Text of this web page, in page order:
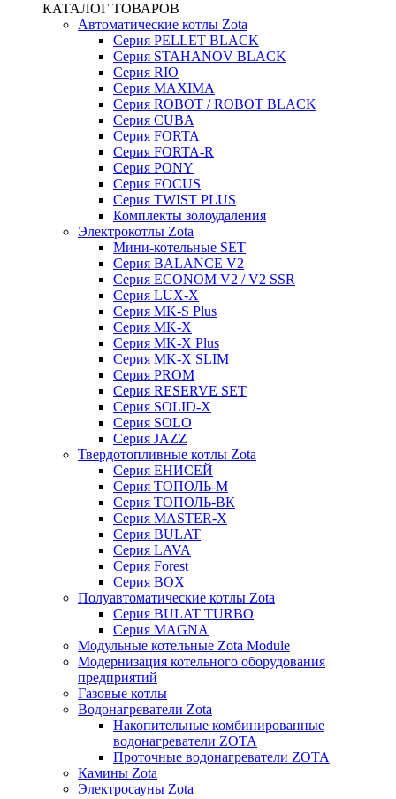
КАТАЛОГ ТОВАРОВ
Автоматические котлы Zota
Серия PELLET BLACK
Серия STAHANOV BLACK
Серия RIO
Серия MAXIMA
Серия ROBOT / ROBOT BLACK
Серия CUBA
Серия FORTA
Серия FORTA-R
Серия PONY
Серия FOCUS
Серия TWIST PLUS
Комплекты золоудаления
Электрокотлы Zota
Мини-котельные SET
Серия BALANCE V2
Серия ECONOM V2 / V2 SSR
Серия LUX-X
Серия MK-S Plus
Серия MK-X
Серия MK-X Plus
Серия MK-X SLIM
Серия PROM
Серия RESERVE SET
Серия SOLID-X
Серия SOLO
Серия JAZZ
Твердотопливные котлы Zota
Серия ЕНИСЕЙ
Серия ТОПОЛЬ-М
Серия ТОПОЛЬ-ВК
Серия MASTER-X
Серия BULAT
Серия LAVA
Серия Forest
Серия BOX
Полуавтоматические котлы Zota
Серия BULAT TURBO
Серия MAGNA
Модульные котельные Zota Module
Модернизация котельного оборудования
предприятий
Газовые котлы
Водонагреватели Zota
Накопительные комбинированные
водонагреватели ZOTA
Проточные водонагреватели ZOTA
Камины Zota
Электросауны Zota